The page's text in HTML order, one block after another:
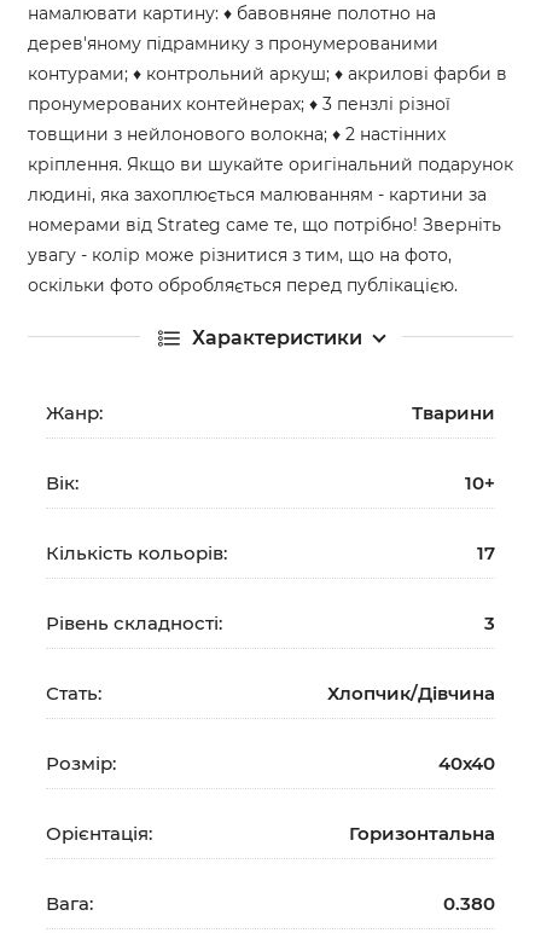
намалювати картину: ♦ бавовняне полотно на
дерев'яному підрамнику з пронумерованими
контурами; ♦ контрольний аркуш; ♦ акрилові фарби в
пронумерованих контейнерах; ♦ 3 пензлі різної
товщини з нейлонового волокна; ♦ 2 настінних
кріплення. Якщо ви шукайте оригінальний подарунок
людині, яка захоплюється малюванням - картини за
номерами від Strateg саме те, що потрібно! Зверніть
увагу - колір може різнитися з тим, що на фото,
оскільки фото обробляється перед публікацією.
Характеристики
Жанр: Тварини
Вік: 10+
Кількість кольорів: 17
Рівень складності: 3
Стать: Хлопчик/Дiвчина
Розмір: 40х40
Орієнтація: Горизонтальна
Вага: 0.380